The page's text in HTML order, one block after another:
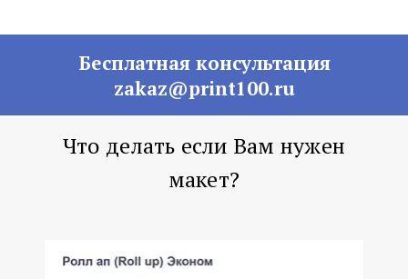
Бесплатная консультация
zakaz@print100.ru
Что делать если Вам нужен
макет?